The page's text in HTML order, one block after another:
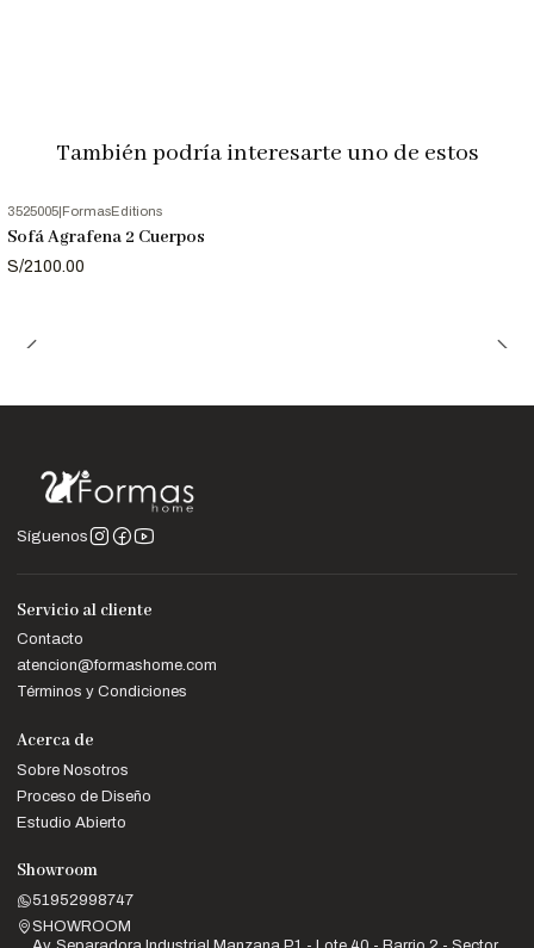
Servicio
Detalle
Garantía
También podría interesarte uno de estos
3525005|FormasEditions
Sofá Agrafena 2 Cuerpos
S/2100.00
Síguenos
Servicio al cliente
Contacto
atencion@formashome.com
Términos y Condiciones
Acerca de
Sobre Nosotros
Proceso de Diseño
Estudio Abierto
Showroom
51952998747
SHOWROOM